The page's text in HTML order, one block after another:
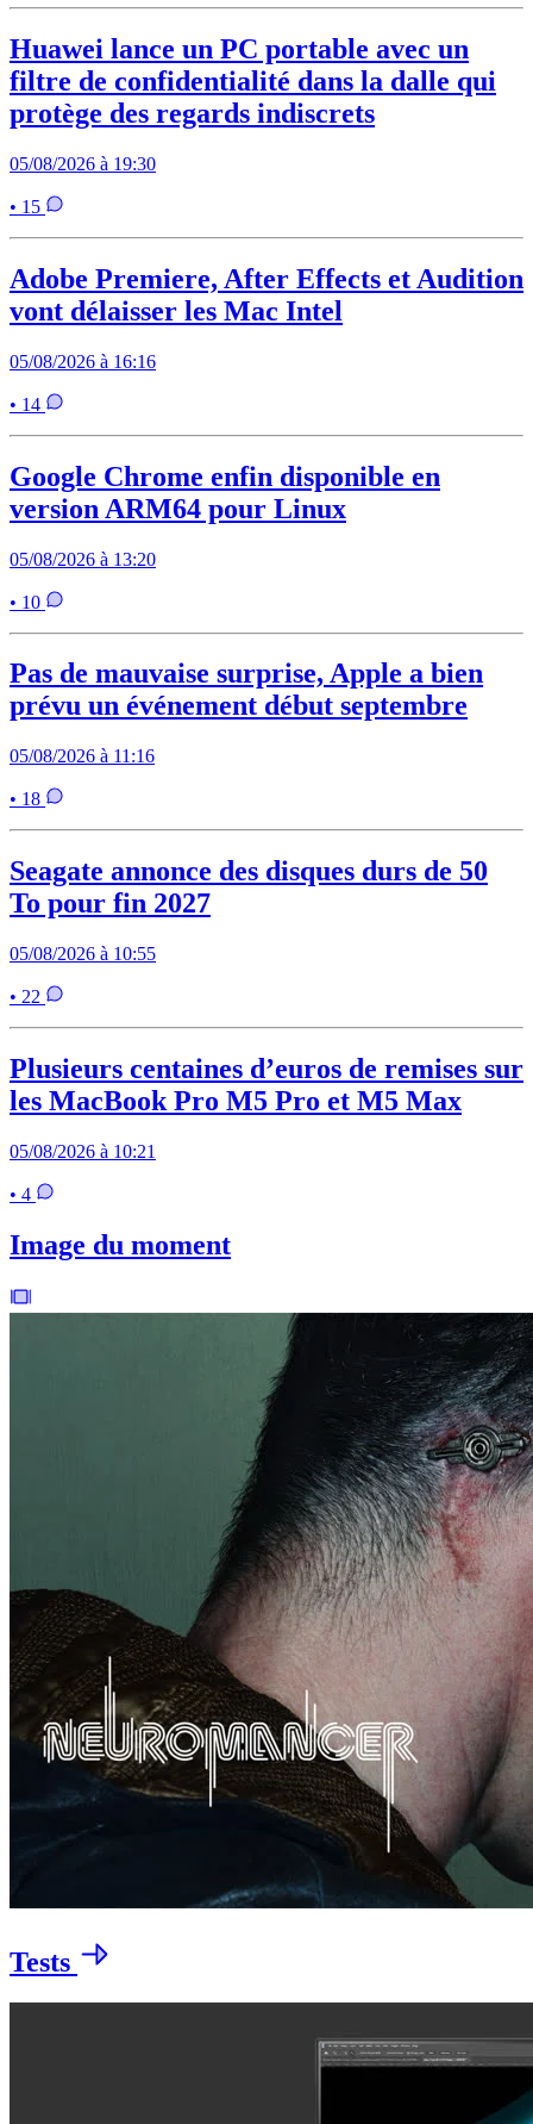
Huawei lance un PC portable avec un
filtre de confidentialité dans la dalle qui
protège des regards indiscrets
05/08/2026 à 19:30
• 15
Adobe Premiere, After Effects et Audition
vont délaisser les Mac Intel
05/08/2026 à 16:16
• 14
Google Chrome enfin disponible en
version ARM64 pour Linux
05/08/2026 à 13:20
• 10
Pas de mauvaise surprise, Apple a bien
prévu un événement début septembre
05/08/2026 à 11:16
• 18
Seagate annonce des disques durs de 50
To pour fin 2027
05/08/2026 à 10:55
• 22
Plusieurs centaines d’euros de remises sur
les MacBook Pro M5 Pro et M5 Max
05/08/2026 à 10:21
• 4
Image du moment
Tests